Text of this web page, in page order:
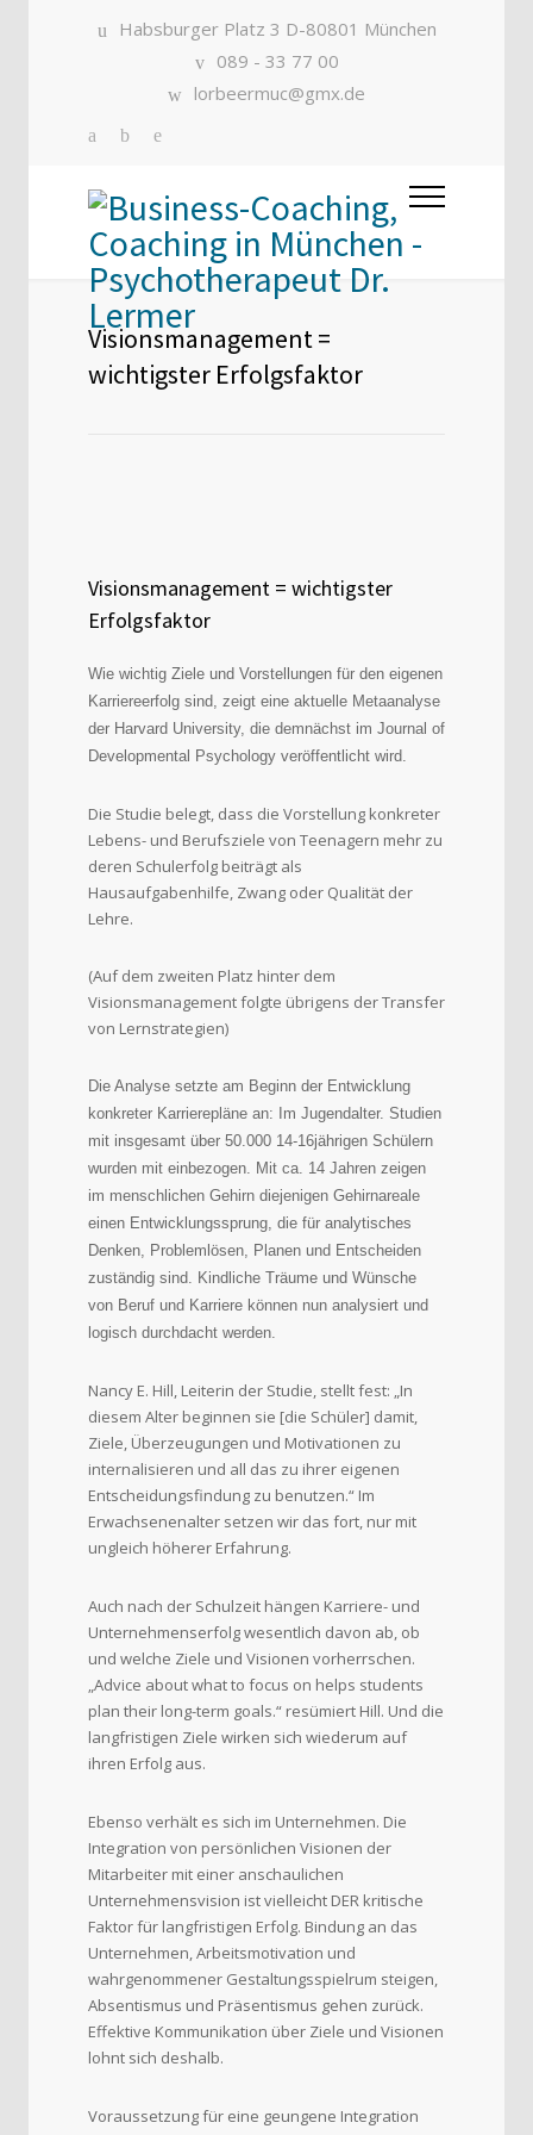
Habsburger Platz 3 D-80801 München
089 - 33 77 00
lorbeermuc@gmx.de
Visionsmanagement =
wichtigster Erfolgsfaktor
Visionsmanagement = wichtigster
Erfolgsfaktor
Wie wichtig Ziele und Vorstellungen für den eigenen
Karriereerfolg sind, zeigt eine aktuelle Metaanalyse
der Harvard University, die demnächst im Journal of
Developmental Psychology veröffentlicht wird.
Die Studie belegt, dass die Vorstellung konkreter
Lebens- und Berufsziele von Teenagern mehr zu
deren Schulerfolg beiträgt als
Hausaufgabenhilfe, Zwang oder Qualität der
Lehre.
(Auf dem zweiten Platz hinter dem
Visionsmanagement folgte übrigens der Transfer
von Lernstrategien)
Die Analyse setzte am Beginn der Entwicklung
konkreter Karrierepläne an: Im Jugendalter. Studien
mit insgesamt über 50.000 14-16jährigen Schülern
wurden mit einbezogen. Mit ca. 14 Jahren zeigen
im menschlichen Gehirn diejenigen Gehirnareale
einen Entwicklungssprung, die für analytisches
Denken, Problemlösen, Planen und Entscheiden
zuständig sind. Kindliche Träume und Wünsche
von Beruf und Karriere können nun analysiert und
logisch durchdacht werden.
Nancy E. Hill, Leiterin der Studie, stellt fest: „In
diesem Alter beginnen sie [die Schüler] damit,
Ziele, Überzeugungen und Motivationen zu
internalisieren und all das zu ihrer eigenen
Entscheidungsfindung zu benutzen.“ Im
Erwachsenenalter setzen wir das fort, nur mit
ungleich höherer Erfahrung.
Auch nach der Schulzeit hängen Karriere- und
Unternehmenserfolg wesentlich davon ab, ob
und welche Ziele und Visionen vorherrschen.
„Advice about what to focus on helps students
plan their long-term goals.“ resümiert Hill. Und die
langfristigen Ziele wirken sich wiederum auf
ihren Erfolg aus.
Ebenso verhält es sich im Unternehmen. Die
Integration von persönlichen Visionen der
Mitarbeiter mit einer anschaulichen
Unternehmensvision ist vielleicht DER kritische
Faktor für langfristigen Erfolg. Bindung an das
Unternehmen, Arbeitsmotivation und
wahrgenommener Gestaltungsspielrum steigen,
Absentismus und Präsentismus gehen zurück.
Effektive Kommunikation über Ziele und Visionen
lohnt sich deshalb.
Voraussetzung für eine geungene Integration